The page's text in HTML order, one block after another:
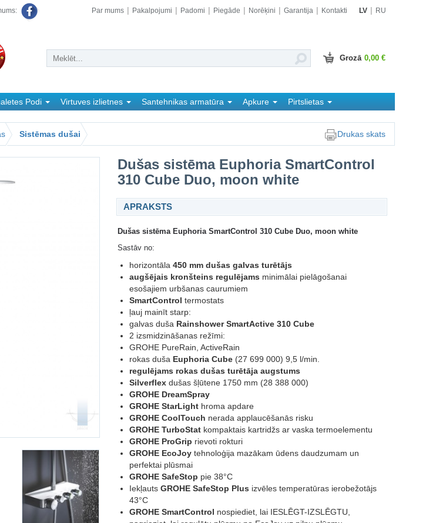
Par mums Pakalpojumi Padomi Piegāde Norēķini Garantija Kontakti LV RU
Grozā 0,00 €
Podi Virtuves izlietnes Santehnikas armatūra Apkure
Pirtslietas
Sistēmas dušai Drukas skats
Dušas sistēma Euphoria SmartControl
310 Cube Duo, moon white
APRAKSTS
Dušas sistēma Euphoria SmartControl 310 Cube Duo, moon white​​
Sastāv no:
horizontāla 450 mm dušas galvas turētājs
augšējais kronšteins regulējams minimālai pielāgošanai
esošajiem urbšanas caurumiem
SmartControl termostats
ļauj mainīt starp:
galvas duša Rainshower SmartActive 310 Cube
2 izsmidzināšanas režīmi:
GROHE PureRain, ActiveRain
rokas duša Euphoria Cube (27 699 000) 9,5 l/min.
regulējams rokas dušas turētāja augstums
Silverflexdušas šļūtene 1750 mm (28 388 000)
GROHE DreamSpray
GROHE StarLighthroma apdare
GROHE CoolTouch nerada applaucēšanās risku
GROHE TurboStatkompaktais kartridžs ar vaska termoelementu
GROHE ProGrip rievoti rokturi
GROHE EcoJoytehnoloģija mazākam ūdens daudzumam un
perfektai plūsmai
GROHE SafeStop pie 38°C
Iekļauts GROHE SafeStop Plus izvēles temperatūras ierobežotājs
43°C
GROHE SmartControl nospiediet, lai IESLĒGT-IZSLĒGTU,